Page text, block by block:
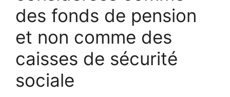
des fonds de pension
et non comme des
caisses de sécurité
sociale